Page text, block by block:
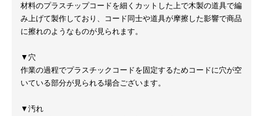
材料のプラスチップコードを細くカットした上で木製の道具で編
み上げて製作しており、コード同士や道具が摩擦した影響で商品
に擦れのようなものが見られます。
▼穴
作業の過程でプラスチックコードを固定するためコードに穴が空
いている部分が見られる場合ございます。
▼汚れ